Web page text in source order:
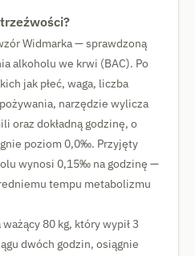
Widmarka — sprawdzoną
alkoholu we krwi (BAC). Po
jak płeć, waga, liczba
narzędzie wylicza
oraz dokładną godzinę, o
poziom 0,0‰. Przyjęty
wynosi 0,15‰ na godzinę —
tempu metabolizmu
80 kg, który wypił 3
dwóch godzin, osiągnie